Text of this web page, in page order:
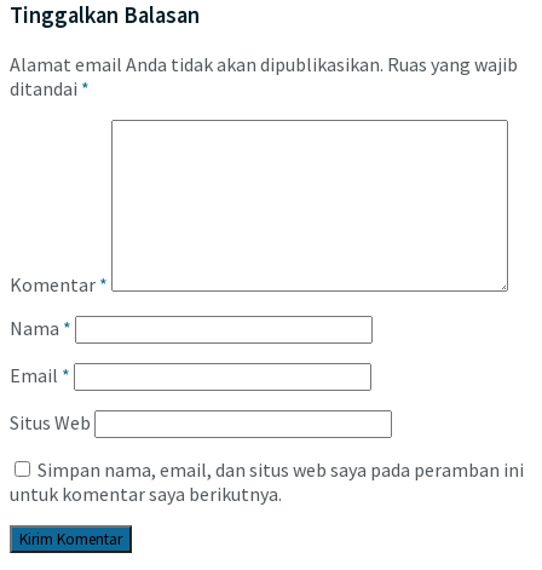
Tinggalkan Balasan
Alamat email Anda tidak akan dipublikasikan. Ruas yang wajib
ditandai *
Komentar *
Nama *
Email *
Situs Web
Simpan nama, email, dan situs web saya pada peramban ini
untuk komentar saya berikutnya.